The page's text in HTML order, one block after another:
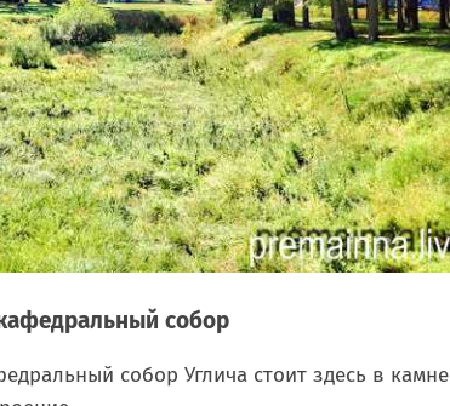
собор
собор Углича стоит здесь в камне